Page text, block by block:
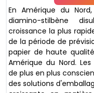
En Amérique du
diamino-stilbène
croissance la plus
de la période de
papier de haute
Amérique du Nord.
de plus en plus
des solutions